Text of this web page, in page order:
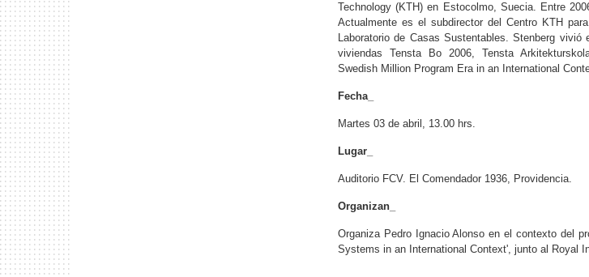
Technology (KTH)en Estocolmo, Suecia. Entre
Actualmente es el subdirector del Centro KTH
Laboratorio de Casas Sustentables. Stenberg
viviendas Tensta Bo 2006, Tensta
Swedish Million Program Era in an International
Fecha_
Martes 03 de abril, 13.00 hrs.
Lugar_
Auditorio FCV. El Comendador 1936, Providencia.
Organizan_
Organiza Pedro Ignacio Alonso en el contexto del
Systems in an International Context', junto al Royal